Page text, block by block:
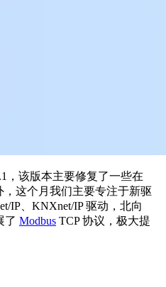
，该版本主要修复了一些在
这个月我们主要专注于新驱
IP、KNXnet/IP 驱动，北向
了 Modbus TCP 协议，极大提